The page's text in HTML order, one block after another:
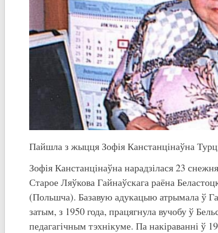
Пайшла з жыцця Зофія Канстанцінаўна
Зофія Канстанцінаўна нарадзілася 23
Старое Ляўкова Гайнаўскага раёна
(Польшча). Базавую адукацыю атрымала ў
затым, з 1950 года, працягнула вучобу ў
педагагічным тэхнікуме. Па накіраванні ў